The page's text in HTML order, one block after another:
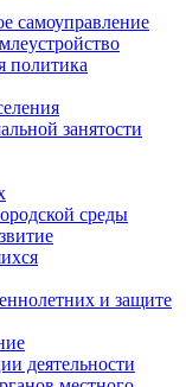
самоуправление
политика
занятости
среды
и защите
деятельности